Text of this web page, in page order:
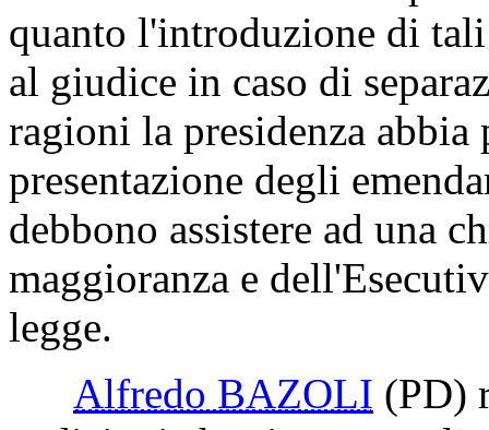
quelli in materia di
gli stessi colleghi non
Ritiene, inoltre, che la
esuli dal contenuto del
quanto l'introduzione di
al giudice in caso di
ragioni la presidenza
presentazione degli
debbono assistere ad una